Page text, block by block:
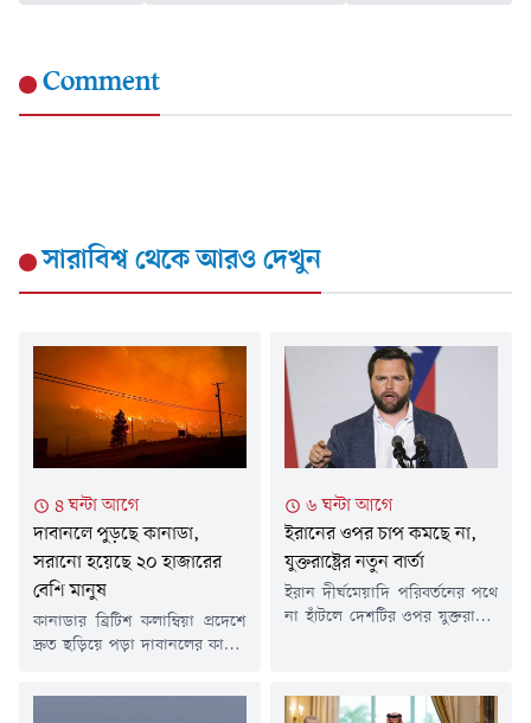
Comment
সারাবিশ্বথেকে আরও দেখুন
৪ ঘন্টা আগে
দাবানলে পুড়ছে কানাডা,
সরানো হয়েছে ২০ হাজারের
বেশি মানুষ
কানাডার ব্রিটিশ কলাম্বিয়া প্রদেশে
দ্রুত ছড়িয়ে পড়া দাবানলের কারণে
নিরাপদ স্থানে সরিয়ে নেওয়া
৬ ঘন্টা আগে
ইরানের ওপর চাপ কমছে না,
যুক্তরাষ্ট্রের নতুন বার্তা
ইরান দীর্ঘমেয়াদি পরিবর্তনের পথে
না হাঁটলে দেশটির ওপর যুক্তরাষ্ট্রের
ওয়াশিংটন এখন পর্যবেক্ষণ করছে,